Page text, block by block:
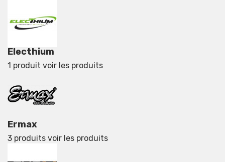
Electhium
1 produit voir les produits
Ermax
3 produits voir les produits